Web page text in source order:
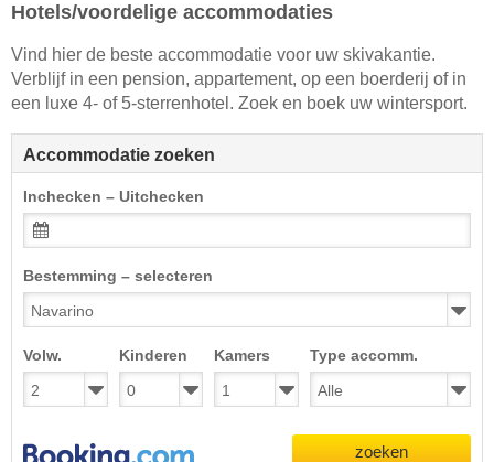
Hotels/voordelige accommodaties
Vind hier de beste accommodatie voor uw skivakantie.
Verblijf in een pension, appartement, op een boerderij of in
een luxe 4- of 5-sterrenhotel. Zoek en boek uw wintersport.
Accommodatie zoeken
Inchecken – Uitchecken
Bestemming – selecteren
Volw. Kinderen Kamers Type accomm.
zoeken